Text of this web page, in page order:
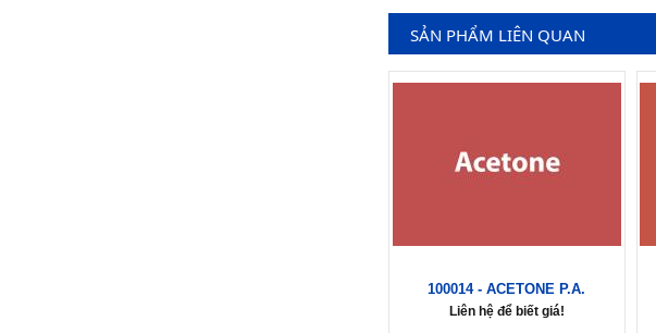
SẢN PHẨM LIÊN QUAN
100014 - ACETONE P.A.
Liên hệ để biết giá!